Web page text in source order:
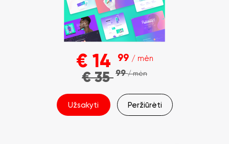
€ 14 99 / mėn
€35 99 / mėn
Užsakyti Peržiūrėti